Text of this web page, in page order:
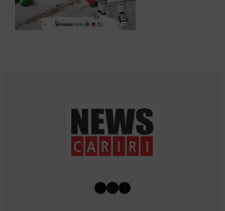
Youtube
Instagram
Facebook